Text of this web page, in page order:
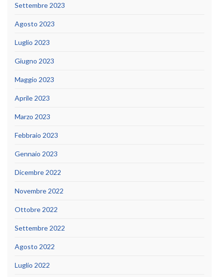
Settembre 2023
Agosto 2023
Luglio 2023
Giugno 2023
Maggio 2023
Aprile 2023
Marzo 2023
Febbraio 2023
Gennaio 2023
Dicembre 2022
Novembre 2022
Ottobre 2022
Settembre 2022
Agosto 2022
Luglio 2022